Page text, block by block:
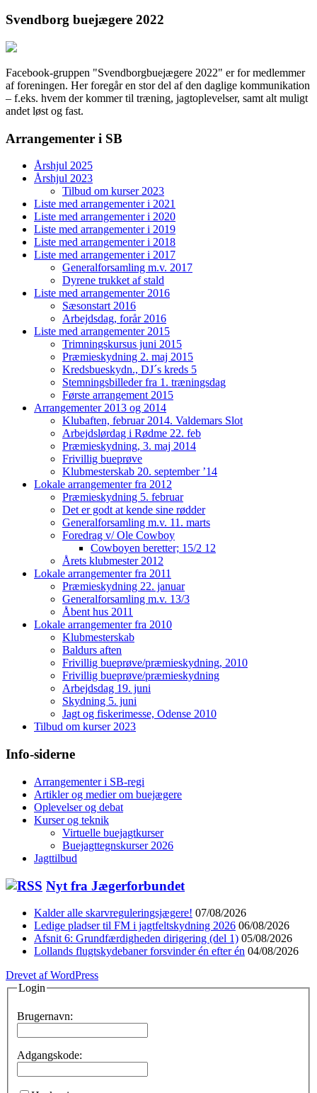
Svendborg buejægere 2022
Facebook-gruppen "Svendborgbuejægere 2022" er for medlemmer
af foreningen. Her foregår en stor del af den daglige kommunikation
– f.eks. hvem der kommer til træning, jagtoplevelser, samt alt muligt
andet løst og fast.
Arrangementer i SB
Årshjul 2025
Årshjul 2023
Tilbud om kurser 2023
Liste med arrangementer i 2021
Liste med arrangementer i 2020
Liste med arrangementer i 2019
Liste med arrangementer i 2018
Liste med arrangementer i 2017
Generalforsamling m.v. 2017
Dyrene trukket af stald
Liste med arrangementer 2016
Sæsonstart 2016
Arbejdsdag, forår 2016
Liste med arrangementer 2015
Trimningskursus juni 2015
Præmieskydning 2. maj 2015
Kredsbueskydn., DJ´s kreds 5
Stemningsbilleder fra 1. træningsdag
Første arrangement 2015
Arrangementer 2013 og 2014
Klubaften, februar 2014. Valdemars Slot
Arbejdslørdag i Rødme 22. feb
Præmieskydning, 3. maj 2014
Frivillig bueprøve
Klubmesterskab 20. september ’14
Lokale arrangementer fra 2012
Præmieskydning 5. februar
Det er godt at kende sine rødder
Generalforsamling m.v. 11. marts
Foredrag v/ Ole Cowboy
Cowboyen beretter; 15/2 12
Årets klubmester 2012
Lokale arrangementer fra 2011
Præmieskydning 22. januar
Generalforsamling m.v. 13/3
Åbent hus 2011
Lokale arrangementer fra 2010
Klubmesterskab
Baldurs aften
Frivillig bueprøve/præmieskydning, 2010
Frivillig bueprøve/præmieskydning
Arbejdsdag 19. juni
Skydning 5. juni
Jagt og fiskerimesse, Odense 2010
Tilbud om kurser 2023
Info-siderne
Arrangementer i SB-regi
Artikler og medier om buejægere
Oplevelser og debat
Kurser og teknik
Virtuelle buejagtkurser
Buejagttegnskurser 2026
Jagttilbud
Nyt fra Jægerforbundet
Kalder alle skarvreguleringsjægere! 07/08/2026
Ledige pladser til FM i jagtfeltskydning 2026 06/08/2026
Afsnit 6: Grundfærdigheden dirigering (del 1) 05/08/2026
Lollands flugtskydebaner forsvinder én efter én 04/08/2026
Drevet af WordPress
Login
Brugernavn:
Adgangskode: